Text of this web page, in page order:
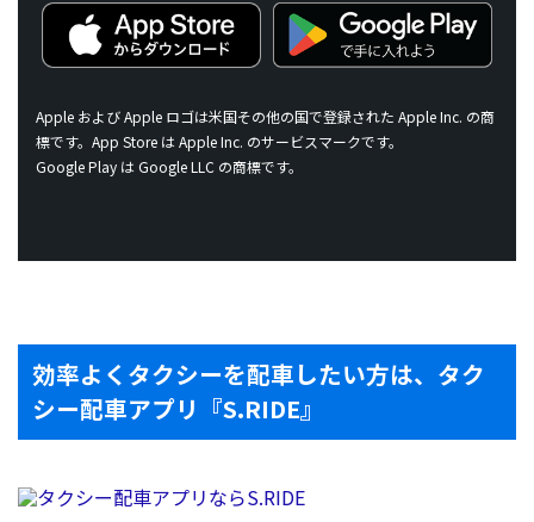
Apple および Apple ロゴは米国その他の国で登録された Apple Inc. の商
標です。App Store は Apple Inc. のサービスマークです。
Google Play は Google LLC の商標です。
効率よくタクシーを配車したい方は、タク
シー配車アプリ『S.RIDE』